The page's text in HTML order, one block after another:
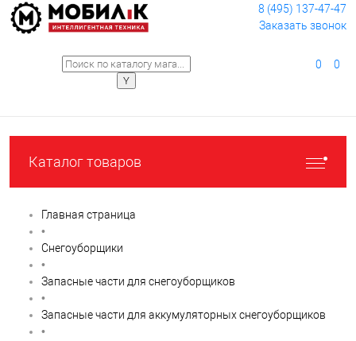
8 (495) 137-47-47
Заказать звонок
0 0
Каталог товаров
Главная страница
•
Снегоуборщики
•
Запасные части для снегоуборщиков
•
Запасные части для аккумуляторных снегоуборщиков
•